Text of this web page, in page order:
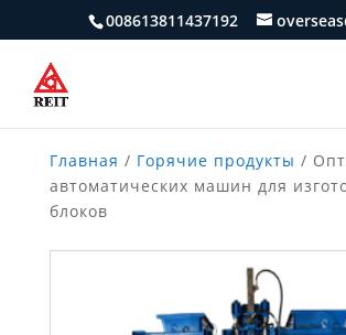
008613811437192
Главная / Горячие продукты /
автоматических машин для
блоков